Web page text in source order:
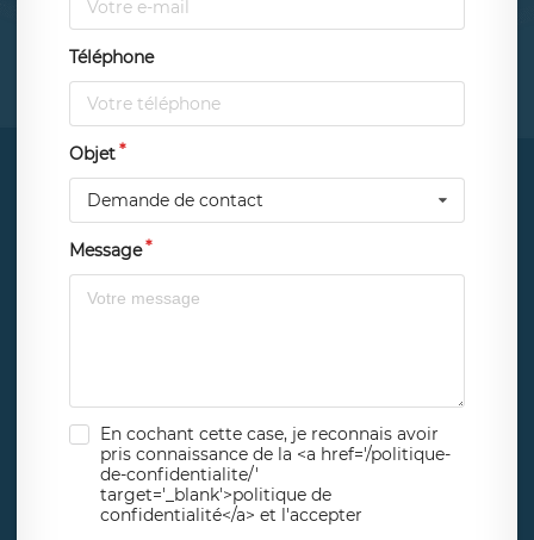
Téléphone
Objet
Demande de contact
Message
En cochant cette case, je reconnais avoir
pris connaissance de la <a href='/politique-
de-confidentialite/'
target='_blank'>politique de
confidentialité</a> et l'accepter